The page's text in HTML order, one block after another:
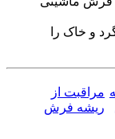
و خاک را
مراقبت از
ریشه فرش